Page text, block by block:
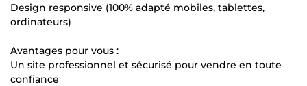
Design responsive (100% adapté mobiles, tablettes,
ordinateurs)
Avantages pour vous :
Un site professionnel et sécurisé pour vendre en toute
confiance